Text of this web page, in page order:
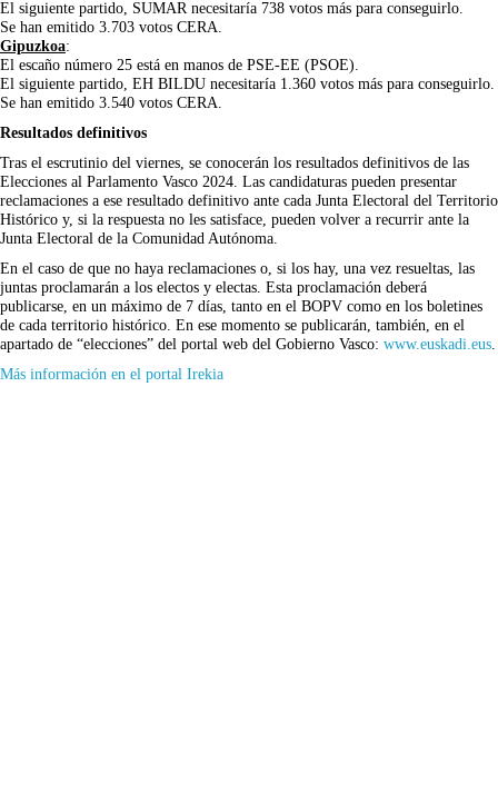
El siguiente partido, SUMAR necesitaría 738 votos más para conseguirlo.
Se han emitido 3.703 votos CERA.
Gipuzkoa:
El escaño número 25 está en manos de PSE-EE (PSOE).
El siguiente partido, EH BILDU necesitaría 1.360 votos más para conseguirlo.
Se han emitido 3.540 votos CERA.
Resultados definitivos
Tras el escrutinio del viernes, se conocerán los resultados definitivos de las
Elecciones al Parlamento Vasco 2024. Las candidaturas pueden presentar
reclamaciones a ese resultado definitivo ante cada Junta Electoral del Territorio
Histórico y, si la respuesta no les satisface, pueden volver a recurrir ante la
Junta Electoral de la Comunidad Autónoma.
En el caso de que no haya reclamaciones o, si los hay, una vez resueltas, las
juntas proclamarán a los electos y electas. Esta proclamación deberá
publicarse, en un máximo de 7 días, tanto en el BOPV como en los boletines
de cada territorio histórico. En ese momento se publicarán, también, en el
apartado de “elecciones” del portal web del Gobierno Vasco: www.euskadi.eus
Más información en el portal Irekia(Se